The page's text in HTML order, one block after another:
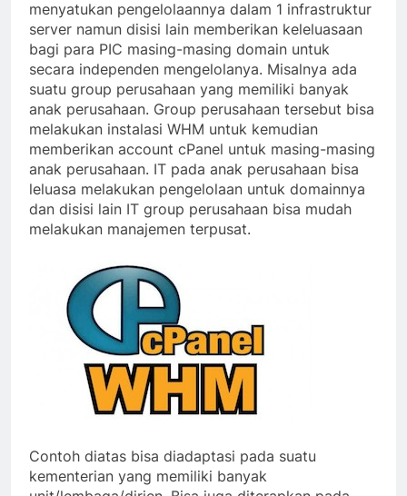
menyatukan pengelolaannya dalam 1 infrastruktur
server namun disisi lain memberikan keleluasaan
bagi para PIC masing-masing domain untuk
secara independen mengelolanya. Misalnya ada
suatu group perusahaan yang memiliki banyak
anak perusahaan. Group perusahaan tersebut bisa
melakukan instalasi WHM untuk kemudian
memberikan account cPanel untuk masing-masing
anak perusahaan. IT pada anak perusahaan bisa
leluasa melakukan pengelolaan untuk domainnya
dan disisi lain IT group perusahaan bisa mudah
melakukan manajemen terpusat.
Contoh diatas bisa diadaptasi pada suatu
kementerian yang memiliki banyak